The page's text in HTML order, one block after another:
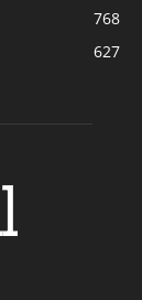
768
627